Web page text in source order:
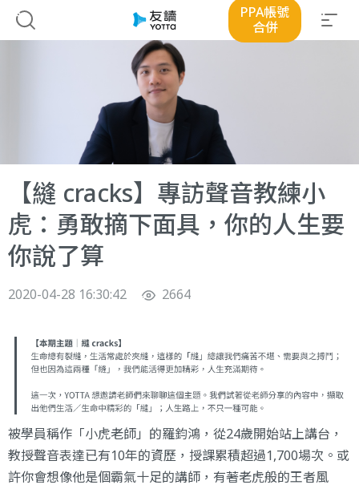
PPA帳號
合併
【縫 cracks】專訪聲音教練小
虎：勇敢摘下面具，你的人生要
你說了算
2020-04-28 16:30:42 2664
被學員稱作「小虎老師」的羅鈞鴻，從24歲開始站上講台，
教授聲音表達已有10年的資歷，授課累積超過1,700場次。或
許你會想像他是個霸氣十足的講師，有著老虎般的王者風